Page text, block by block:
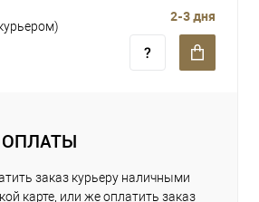
2-3 дня
заказ курьеру наличными
карте, или же оплатить заказ